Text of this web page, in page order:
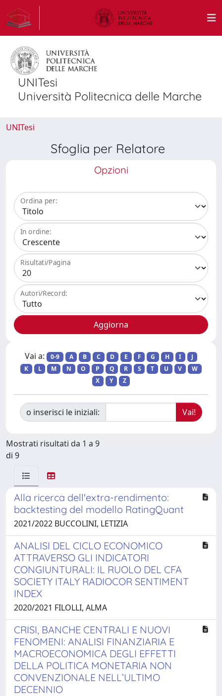
UNITesi
Università Politecnica delle Marche
UNITesi
Sfoglia per Relatore
Opzioni
Ordina per:
In ordine:
Risultati/Pagina
Autori/Record:
Vai a: 0-9 A B C D E F G H I
J
K
L M N O P Q R S T U V
W
X
Y Z
o inserisci le iniziali:
Mostrati risultati da 1 a 9
di 9
Alla ricerca dell'extra-rendimento:
backtesting del modello RatingQuant
2021/2022 BUCCOLINI, LETIZIA
ANALISI DEL CICLO ECONOMICO
ATTRAVERSO GLI INDICATORI
CONGIUNTURALI: IL RUOLO DEL CFA
SOCIETY ITALY RADIOCOR SENTIMENT
INDEX
2020/2021 FILOLLI, ALMA
CRISI, BANCHE CENTRALI E NUOVI
FENOMENI: ANALISI FINANZIARIA E
MACROECONOMICA DEGLI EFFETTI
DELLA POLITICA MONETARIA NON
CONVENZIONALE NELL’ULTIMO
DECENNIO